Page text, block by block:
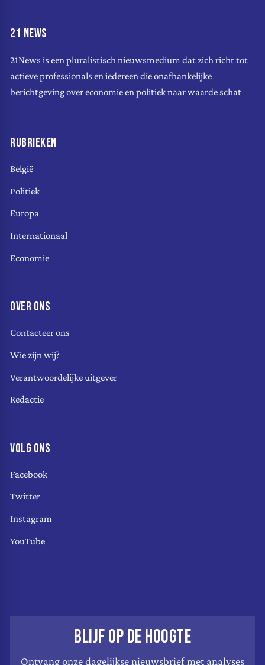
21 NEWS
21News is een pluralistisch nieuwsmedium dat zich richt tot
actieve professionals en iedereen die onafhankelijke
berichtgeving over economie en politiek naar waarde schat
RUBRIEKEN
België
Politiek
Europa
Internationaal
Economie
OVER ONS
Contacteer ons
Wie zijn wij?
Verantwoordelijke uitgever
Redactie
VOLG ONS
Facebook
Twitter
Instagram
YouTube
BLIJF OP DE HOOGTE
Ontvang onze dagelijkse nieuwsbrief met analyses